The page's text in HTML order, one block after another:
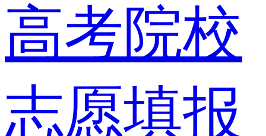
高考院校
志愿填报